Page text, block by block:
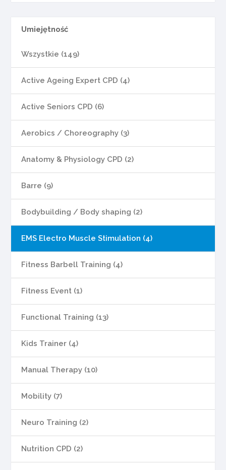
Umiejętność
Wszystkie (149)
Active Ageing Expert CPD (4)
Active Seniors CPD (6)
Aerobics / Choreography (3)
Anatomy & Physiology CPD (2)
Barre (9)
Bodybuilding / Body shaping (2)
EMS Electro Muscle Stimulation (4)
Fitness Barbell Training (4)
Fitness Event (1)
Functional Training (13)
Kids Trainer (4)
Manual Therapy (10)
Mobility (7)
Neuro Training (2)
Nutrition CPD (2)